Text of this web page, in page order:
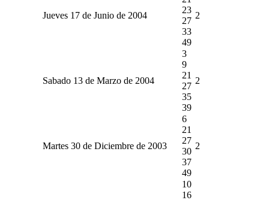
Jueves 17 de Junio de 2004
23
27
33
49
2
Sabado 13 de Marzo de 2004
3
9
21
27
35
39
2
Martes 30 de Diciembre de 2003
6
21
27
30
37
49
2
10
16